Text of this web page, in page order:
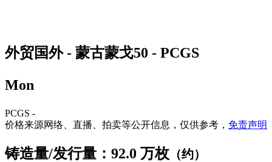
外贸国外 - 蒙古蒙戈50 - PCGS
Mon
PCGS -
价格来源网络、直播、拍卖等公开信息，仅供参考， 免责声明
铸造量/发行量：92.0 万枚 （约）